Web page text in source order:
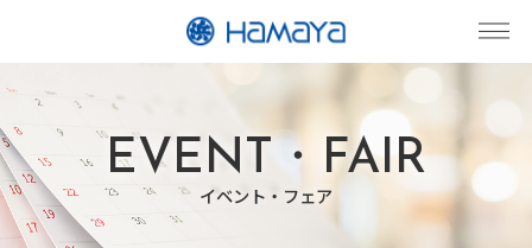
EVENT・FAIR
イベント・フェア